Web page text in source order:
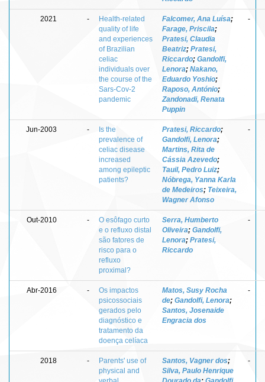
2021 -
Health-related
quality of life
and experiences
of Brazilian
celiac
individuals over
the course of the
Sars-Cov-2
pandemic
Falcomer, Ana Luísa;
Farage, Priscila;
Pratesi, Claudia
Beatriz; Pratesi,
Riccardo; Gandolfi,
Lenora; Nakano,
Eduardo Yoshio;
Raposo, António;
Zandonadi, Renata
Puppin
-
Jun-2003 -
Is the
prevalence of
celiac disease
increased
among epileptic
patients?
Pratesi, Riccardo;
Gandolfi, Lenora;
Martins, Rita de
Cássia Azevedo;
Tauil, Pedro Luiz;
Nóbrega, Yanna Karla
de Medeiros; Teixeira,
Wagner Afonso
-
Out-2010 -
O esôfago curto
e o refluxo distal
são fatores de
risco para o
refluxo
proximal?
Serra, Humberto
Oliveira; Gandolfi,
Lenora; Pratesi,
Riccardo
-
Abr-2016 -
Os impactos
psicossociais
gerados pelo
diagnóstico e
tratamento da
doença celíaca
Matos, Susy Rocha
de; Gandolfi, Lenora;
Santos, Josenaide
Engracia dos
-
2018 -
Parents' use of
physical and
Santos, Vagner dos;
Silva, Paulo Henrique
-